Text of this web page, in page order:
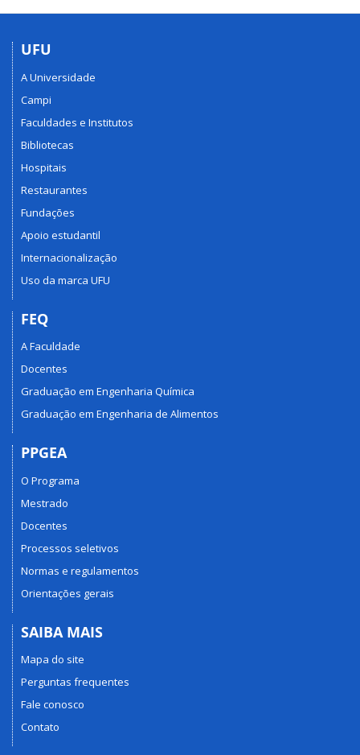
UFU
A Universidade
Campi
Faculdades e Institutos
Bibliotecas
Hospitais
Restaurantes
Fundações
Apoio estudantil
Internacionalização
Uso da marca UFU
FEQ
A Faculdade
Docentes
Graduação em Engenharia Química
Graduação em Engenharia de Alimentos
PPGEA
O Programa
Mestrado
Docentes
Processos seletivos
Normas e regulamentos
Orientações gerais
SAIBA MAIS
Mapa do site
Perguntas frequentes
Fale conosco
Contato